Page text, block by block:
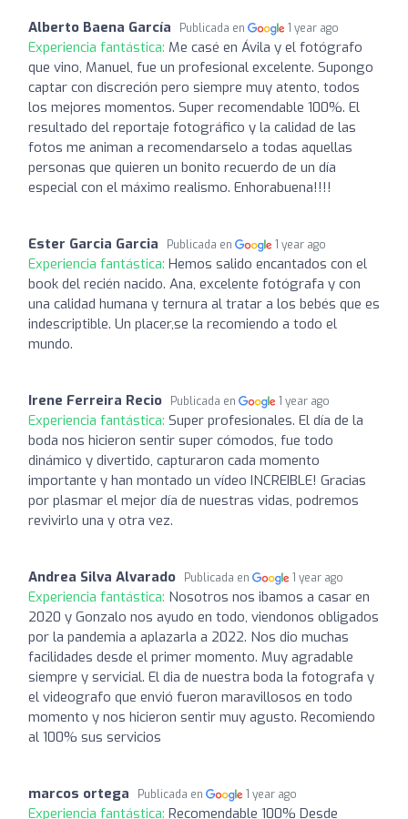
Alberto Baena García Publicada en 1 year ago
Experiencia fantástica: Me casé en Ávila y el fotógrafo
que vino, Manuel, fue un profesional excelente. Supongo
captar con discreción pero siempre muy atento, todos
los mejores momentos. Super recomendable 100%. El
resultado del reportaje fotográfico y la calidad de las
fotos me animan a recomendarselo a todas aquellas
personas que quieren un bonito recuerdo de un día
especial con el máximo realismo. Enhorabuena!!!!
Ester Garcia Garcia Publicada en 1 year ago
Experiencia fantástica: Hemos salido encantados con el
book del recién nacido. Ana, excelente fotógrafa y con
una calidad humana y ternura al tratar a los bebés que es
indescriptible. Un placer,se la recomiendo a todo el
mundo.
Irene Ferreira Recio Publicada en 1 year ago
Experiencia fantástica: Super profesionales. El día de la
boda nos hicieron sentir super cómodos, fue todo
dinámico y divertido, capturaron cada momento
importante y han montado un vídeo INCREIBLE! Gracias
por plasmar el mejor día de nuestras vidas, podremos
revivirlo una y otra vez.
Andrea Silva Alvarado Publicada en 1 year ago
Experiencia fantástica: Nosotros nos ibamos a casar en
2020 y Gonzalo nos ayudo en todo, viendonos obligados
por la pandemia a aplazarla a 2022. Nos dio muchas
facilidades desde el primer momento. Muy agradable
siempre y servicial. El dia de nuestra boda la fotografa y
el videografo que envió fueron maravillosos en todo
momento y nos hicieron sentir muy agusto. Recomiendo
al 100% sus servicios
marcos ortega Publicada en 1 year ago
Experiencia fantástica: Recomendable 100% Desde